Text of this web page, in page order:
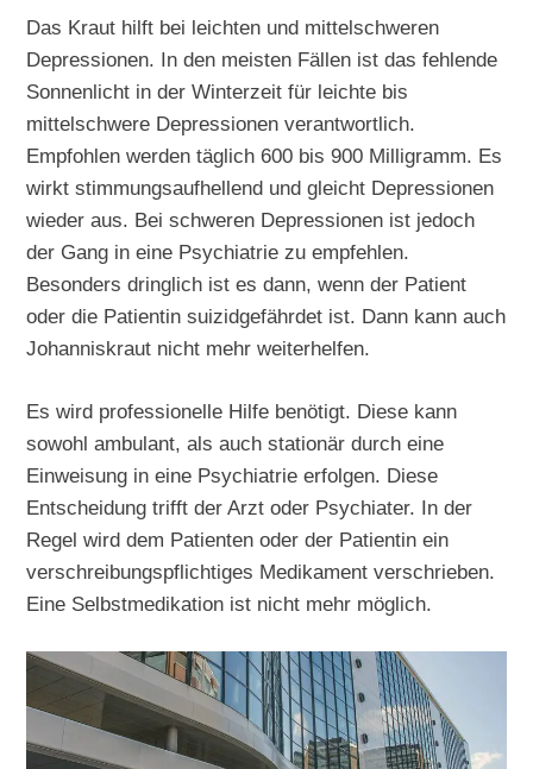
Das Kraut hilft bei leichten und mittelschweren
Depressionen. In den meisten Fällen ist das fehlende
Sonnenlicht in der Winterzeit für leichte bis
mittelschwere Depressionen verantwortlich.
Empfohlen werden täglich 600 bis 900 Milligramm. Es
wirkt stimmungsaufhellend und gleicht Depressionen
wieder aus. Bei schweren Depressionen ist jedoch
der Gang in eine Psychiatrie zu empfehlen.
Besonders dringlich ist es dann, wenn der Patient
oder die Patientin suizidgefährdet ist. Dann kann auch
Johanniskraut nicht mehr weiterhelfen.
Es wird professionelle Hilfe benötigt. Diese kann
sowohl ambulant, als auch stationär durch eine
Einweisung in eine Psychiatrie erfolgen. Diese
Entscheidung trifft der Arzt oder Psychiater. In der
Regel wird dem Patienten oder der Patientin ein
verschreibungspflichtiges Medikament verschrieben.
Eine Selbstmedikation ist nicht mehr möglich.